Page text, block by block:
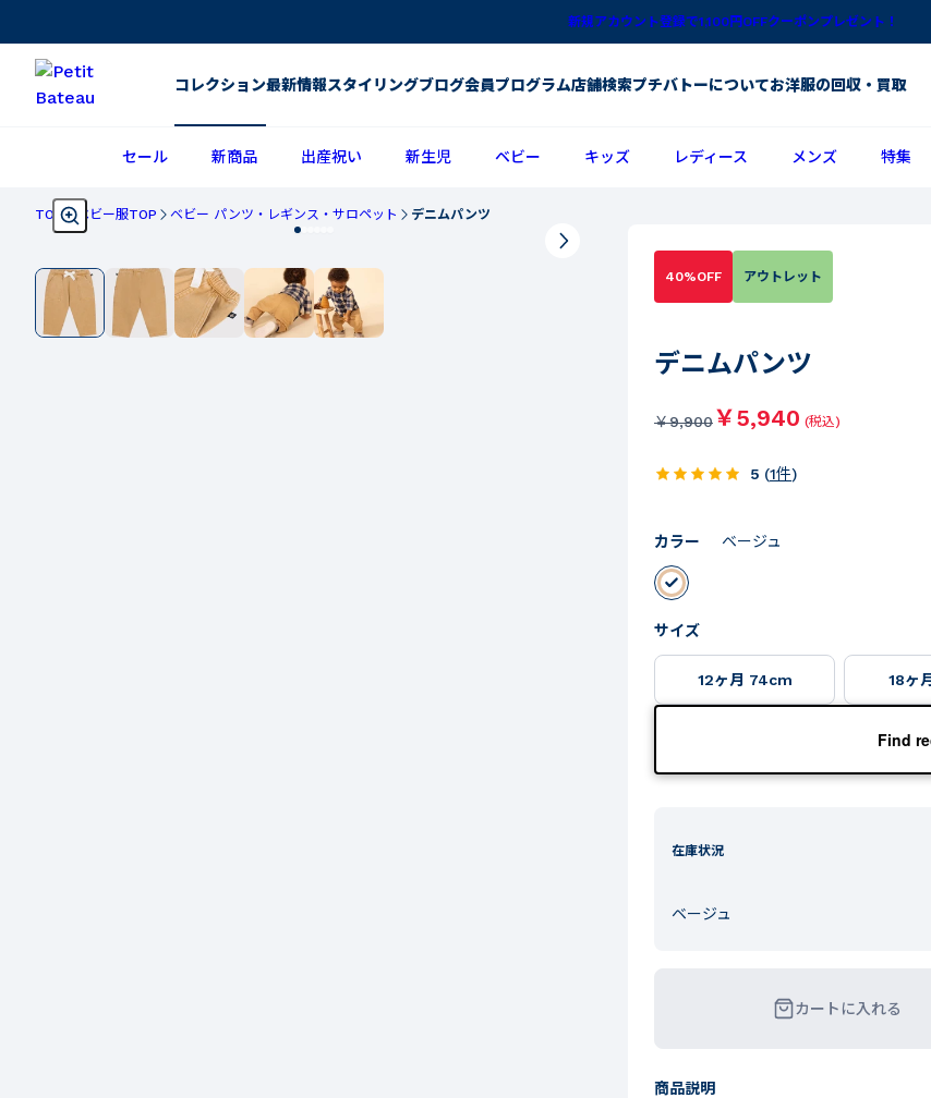
新規アカウント登録で1,100円OFFクーポンプレゼント！
コレクション最新情報スタイリングブログ会員プログラム店舗検索プチバトーについてお洋服の回収・買取
セール 新商品 出産祝い 新生児 ベビー キッズ レディース メンズ 特集
TOP ベビー服TOP ベビー パンツ・レギンス・サロペット デニムパンツ
40%OFF
アウトレット
デニムパンツ
￥9,900￥5,940 (税込)
5 (1件)
カラー ベージュ
サイズ
12ヶ月 74cm 18ヶ
Find
在庫状況
ベージュ
カートに入れる
商品説明